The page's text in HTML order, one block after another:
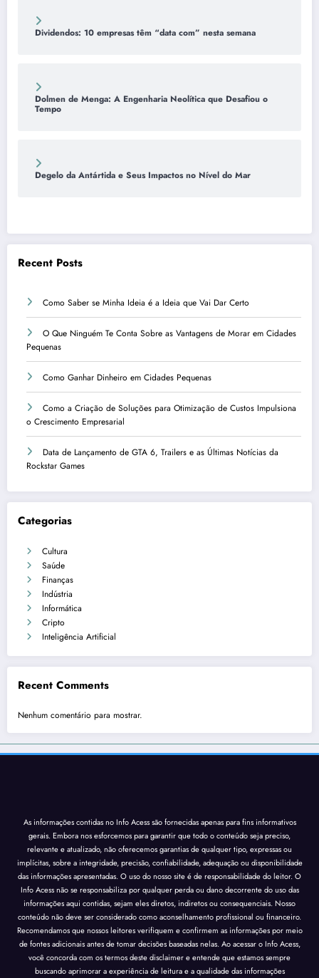
Dividendos: 10 empresas têm “data com” nesta semana
Dolmen de Menga: A Engenharia Neolítica que Desafiou o
Tempo
Degelo da Antártida e Seus Impactos no Nível do Mar
Recent Posts
Como Saber se Minha Ideia é a Ideia que Vai Dar Certo
O Que Ninguém Te Conta Sobre as Vantagens de Morar em Cidades
Pequenas
Como Ganhar Dinheiro em Cidades Pequenas
Como a Criação de Soluções para Otimização de Custos Impulsiona
o Crescimento Empresarial
Data de Lançamento de GTA 6, Trailers e as Últimas Notícias da
Rockstar Games
Categorias
Cultura
Saúde
Finanças
Indústria
Informática
Cripto
Inteligência Artificial
Recent Comments
Nenhum comentário para mostrar.
As informações contidas no Info Acess são fornecidas apenas para fins informativos
gerais. Embora nos esforcemos para garantir que todo o conteúdo seja preciso,
relevante e atualizado, não oferecemos garantias de qualquer tipo, expressas ou
implícitas, sobre a integridade, precisão, confiabilidade, adequação ou disponibilidade
das informações apresentadas. O uso do nosso site é de responsabilidade do leitor. O
Info Acess não se responsabiliza por qualquer perda ou dano decorrente do uso das
informações aqui contidas, sejam eles diretos, indiretos ou consequenciais. Nosso
conteúdo não deve ser considerado como aconselhamento profissional ou financeiro.
Recomendamos que nossos leitores verifiquem e confirmem as informações por meio
de fontes adicionais antes de tomar decisões baseadas nelas. Ao acessar o Info Acess,
você concorda com os termos deste disclaimer e entende que estamos sempre
buscando aprimorar a experiência de leitura e a qualidade das informações